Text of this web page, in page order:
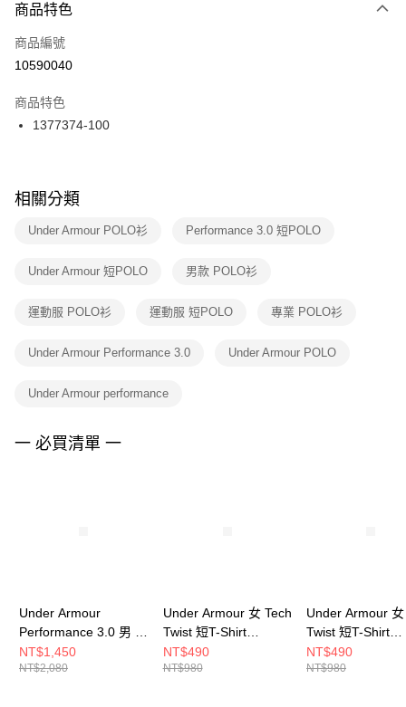
３．安心：先確認商品／服務後，再付款。
【「AFTEE先享後付」結帳流程】
１．於結帳方式選擇「AFTEE先享後付」後，將跳轉至「AFTEE先享後付」
２．訂單成立數日內，您將收到繳費通知簡訊。
３．收到繳費通知簡訊後14天內，點擊此簡訊中的連結，可透過四大超商／
ATM／網路銀行／等多元方式進行付款，方視為交易完成。
※ 交易是否成功請以「AFTEE先享後付 」之結帳頁面顯示為準，若有關於
是否繳費成功／繳費後需取消欲退款等相關疑問，請聯繫「AFTEE先享後付
客戶支援中心」https://netprotections.freshdesk.com/support/home
１．透過由恩沛科技股份有限公司提供之「AFTEE先享後付」服務完成之交
權轉讓予恩沛科技股份有限公司。
３．未成年的使用者請事先徵得法定代理人或監護人之同意方可使用
任。
請求用戶進行身份認證。
５．嚴禁一人註冊多個帳號或使用他人資訊註冊。若發現惡意使用之情形，
每筆NT$100，滿NT$1,500(含以上)免運費
宅配
每筆NT$100，滿NT$1,500(含以上)免運費
付款後門市自取
每筆NT$100，滿NT$1,500(含以上)免運費
商品特色
商品編號
10590040
商品特色
1377374-100
相關分類
Under Armour POLO衫 Performance 3.0 短POLO
Under Armour 短POLO 男款 POLO衫
運動服 POLO衫 運動服 短POLO 專業 POLO衫
Under Armour Performance 3.0 Under Armour POLO
Under Armour performance
一 必買清單 一
Under Armour
Performance 3.0 男 短
POLO 1377374-001
NT$1,450
NT$2,080
Under Armour 女 Tech
Twist 短T-Shirt
1384230-383
NT$490
NT$980
Under Armour
Twist 短T-Shirt
1384230-465
NT$490
NT$980